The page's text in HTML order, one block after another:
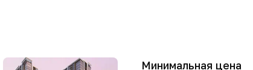
Минимальная цена